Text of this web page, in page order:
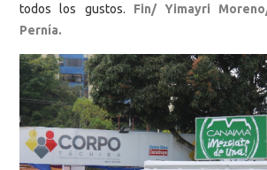
todos los gustos. Fin/ Yimayri
Pernía.